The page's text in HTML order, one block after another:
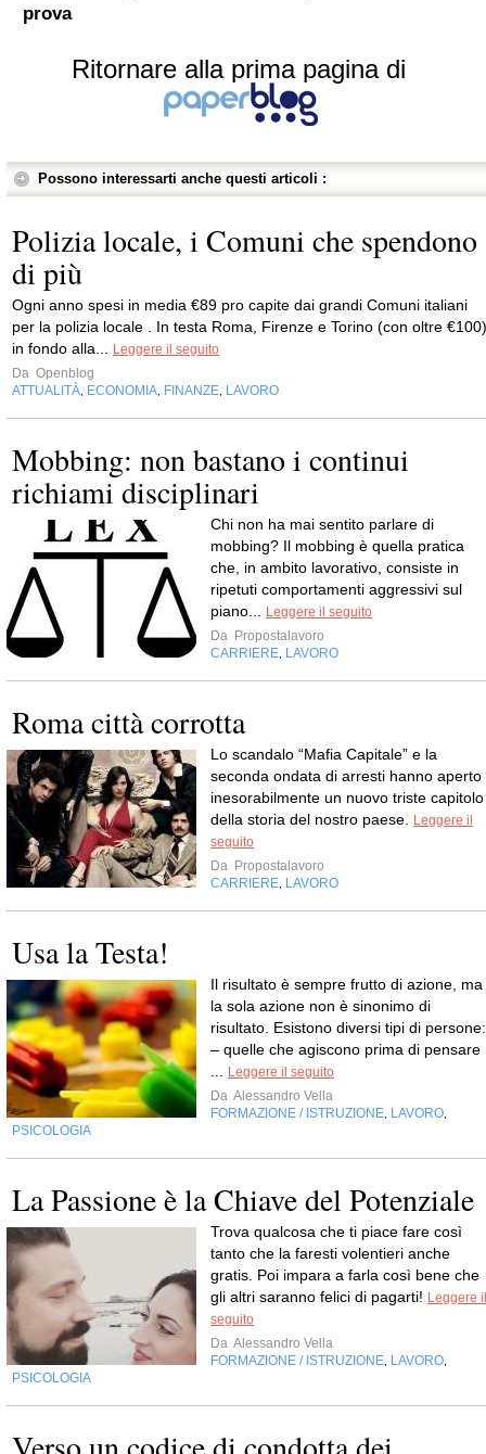
prova
Ritornare alla prima pagina di
Possono interessarti anche questi articoli :
Polizia locale, i Comuni che spendono
di più
Ogni anno spesi in media €89 pro capite dai grandi Comuni italiani
per la polizia locale . In testa Roma, Firenze e Torino (con oltre
in fondo alla...
Leggere il seguito
Da Openblog
ATTUALITÀ ECONOMIA FINANZE LAVORO
Mobbing: non bastano i continui
richiami disciplinari
Chi non ha mai sentito parlare di
mobbing? Il mobbing è quella pratica
che, in ambito lavorativo, consiste in
ripetuti comportamenti aggressivi sul
piano...
Leggere il seguito
Da Propostalavoro
CARRIERE LAVORO
Roma città corrotta
Lo scandalo “Mafia Capitale” e la
seconda ondata di arresti hanno aperto
inesorabilmente un nuovo triste capitolo
della storia del nostro paese.
Leggere il
seguito
Da Propostalavoro
CARRIERE LAVORO
Usa la Testa!
Il risultato è sempre frutto di azione, ma
la sola azione non è sinonimo di
risultato. Esistono diversi tipi di persone:
– quelle che agiscono prima di pensare
Leggere il seguito
Da Alessandro Vella
FORMAZIONE / ISTRUZIONE LAVORO
PSICOLOGIA
La Passione è la Chiave del Potenziale
Trova qualcosa che ti piace fare così
tanto che la faresti volentieri anche
gratis. Poi impara a farla così bene che
gli altri saranno felici di pagarti! Leggere il
seguito
Da Alessandro Vella
FORMAZIONE / ISTRUZIONE LAVORO
PSICOLOGIA